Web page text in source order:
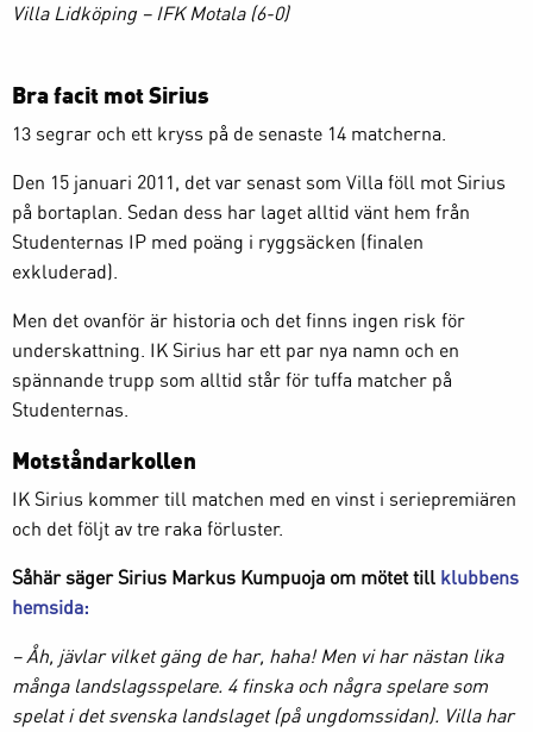
Villa Lidköping – IFK Motala (6-0)
Bra facit mot Sirius
13 segrar och ett kryss på de senaste 14 matcherna.
Den 15 januari 2011, det var senast som Villa föll mot Sirius
på bortaplan. Sedan dess har laget alltid vänt hem från
Studenternas IP med poäng i ryggsäcken (finalen
exkluderad).
Men det ovanför är historia och det finns ingen risk för
underskattning. IK Sirius har ett par nya namn och en
spännande trupp som alltid står för tuffa matcher på
Studenternas.
Motståndarkollen
IK Sirius kommer till matchen med en vinst i seriepremiären
och det följt av tre raka förluster.
Såhär säger Sirius Markus Kumpuoja om mötet till klubbens
hemsida:
– Åh, jävlar vilket gäng de har, haha! Men vi har nästan lika
många landslagsspelare. 4 finska och några spelare som
spelat i det svenska landslaget (på ungdomssidan). Villa har